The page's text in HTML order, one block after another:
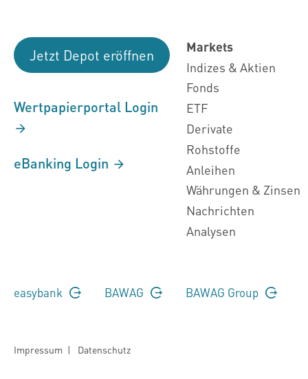
Jetzt Depot eröffnen
Wertpapierportal Login
eBanking Login
Markets
Indizes & Aktien
Fonds
ETF
Derivate
Rohstoffe
Anleihen
Währungen & Zinsen
Nachrichten
Analysen
easybank BAWAG BAWAG Group
Impressum | Datenschutz